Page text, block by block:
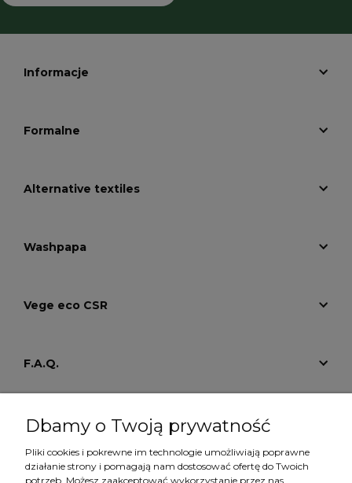
Informacje
Formalne
Alternative textiles
Washpapa
Vege eco CSR
F.A.Q.
Tutoriale
Konto
Dbamy o Twoją prywatność
Pliki cookies i pokrewne im technologie umożliwiają poprawne
działanie strony i pomagają nam dostosować ofertę do Twoich
potrzeb. Możesz zaakceptować wykorzystanie przez nas